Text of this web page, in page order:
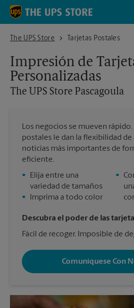
Skip to content
Return to Nav
The UPS Store
The UPS Store PascagoulaTarjetas Postales
Impresión de
Personalizadas
The UPS Store Pascagoula
Los negocios se mueven rápido.
postales le dan la flexibilidad de
noticias más importantes de
eficiente.
•
Elija entre una
variedad de tamaños
•
Imprima a todo color
•
Descubra el poder de las
Fácil de recoger. Imposible de
Comuníquese Con